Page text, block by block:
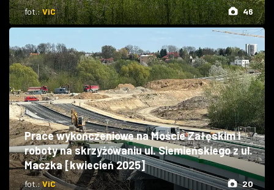
fot.:ViC 46
Prace wykończeniowe na Moście Załęskim i
roboty na skrzyżowaniu ul. Siemieńskiego z ul.
Maczka [kwiecień 2025]
fot.:ViC 20